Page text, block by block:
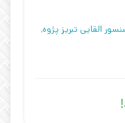
القایی تبریز پژوه,